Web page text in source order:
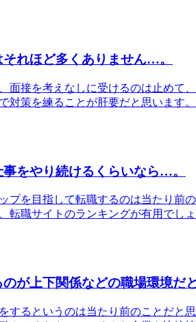
れほど多くありません…。
面接を考えなしに受けるのは止めて
対策を練ることが肝要だと思います
をやり続けるくらいなら…。
プを目指して転職するのは当たり前
転職サイトのランキングが有用でし
が上下関係などの職場環境だ
するというのは当たり前のことだと